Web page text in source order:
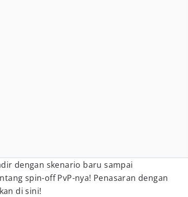
dengan skenario baru sampai
spin-off PvP-nya! Penasaran dengan
di sini!